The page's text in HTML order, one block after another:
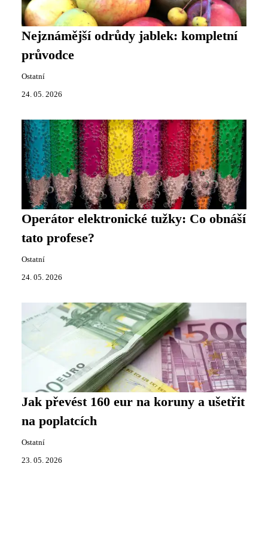
Nejznámější odrůdy jablek: kompletní
průvodce
Ostatní
24. 05. 2026
Operátor elektronické tužky: Co obnáší
tato profese?
Ostatní
24. 05. 2026
Jak převést 160 eur na koruny a ušetřit
na poplatcích
Ostatní
23. 05. 2026